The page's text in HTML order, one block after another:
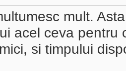
mult.
acel ceva pentru
si timpului